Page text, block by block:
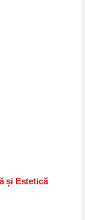
și Estetică